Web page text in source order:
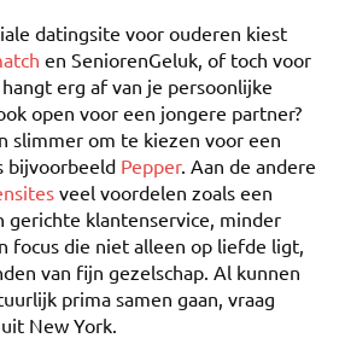
datingsite voor ouderen kiest
en SeniorenGeluk, of toch voor
erg af van je persoonlijke
open voor een jongere partner?
slimmer om te kiezen voor een
bijvoorbeeld Pepper. Aan de andere
veel voordelen zoals een
gerichte klantenservice, minder
focus die niet alleen op liefde ligt,
van fijn gezelschap. Al kunnen
prima samen gaan, vraag
New York.